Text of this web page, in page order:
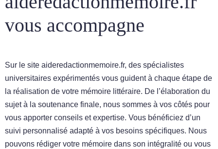
vous accompagne
Sur le site aideredactionmemoire.fr, des spécialistes
universitaires expérimentés vous guident à chaque étape de
la réalisation de votre mémoire littéraire. De l’élaboration du
sujet à la soutenance finale, nous sommes à vos côtés pour
vous apporter conseils et expertise. Vous bénéficiez d’un
suivi personnalisé adapté à vos besoins spécifiques. Nous
pouvons rédiger votre mémoire dans son intégralité ou vous